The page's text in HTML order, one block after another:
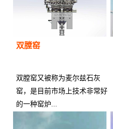
双膛窑
双膛窑又被称为麦尔兹石灰
窑，是目前市场上技术非常好
的一种窑炉...
供应商：